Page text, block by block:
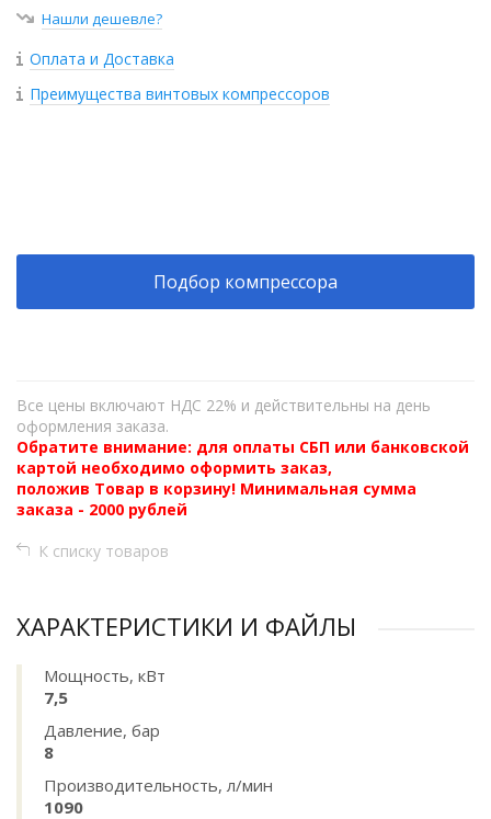
Нашли дешевле?
Оплата и Доставка
Преимущества винтовых компрессоров
Подбор компрессора
Все цены включают НДС 22% и действительны на день
оформления заказа.
Обратите внимание: для оплаты СБП или банковской
картой необходимо оформить заказ,
положив Товар в корзину! Минимальная сумма
заказа - 2000 рублей
К списку товаров
ХАРАКТЕРИСТИКИ И ФАЙЛЫ
Мощность, кВт
7,5
Давление, бар
8
Производительность, л/мин
1090